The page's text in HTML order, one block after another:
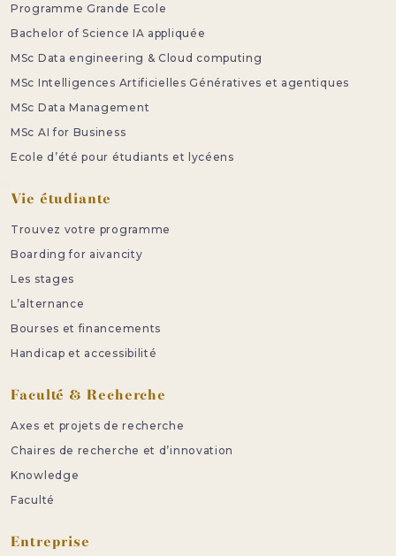
Programme Grande Ecole
Bachelor of Science IA appliquée
MSc Data engineering & Cloud computing
MSc Intelligences Artificielles Génératives et agentiques
MSc Data Management
MSc AI for Business
Ecole d’été pour étudiants et lycéens
Vie étudiante
Trouvez votre programme
Boarding for aivancity
Les stages
L’alternance
Bourses et financements
Handicap et accessibilité
Faculté & Recherche
Axes et projets de recherche
Chaires de recherche et d’innovation
Knowledge
Faculté
Entreprise